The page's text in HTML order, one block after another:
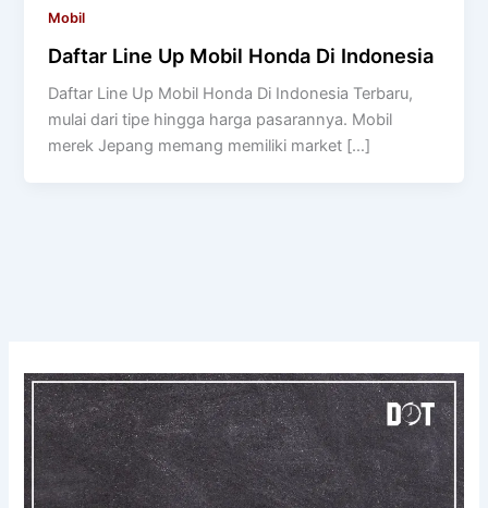
Mobil
Daftar Line Up Mobil Honda Di Indonesia
Daftar Line Up Mobil Honda Di Indonesia Terbaru,
mulai dari tipe hingga harga pasarannya. Mobil
merek Jepang memang memiliki market […]